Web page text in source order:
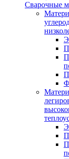
Сварочные